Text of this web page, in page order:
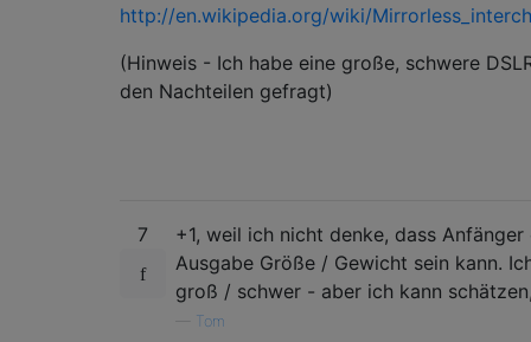
http://en.wikipedia.org/wiki/
(Hinweis - Ich habe eine große, schwere
den Nachteilen gefragt)
7
+1, weil ich nicht denke, dass Anfänger
Ausgabe Größe / Gewicht sein kann.
groß / schwer - aber ich kann
Tom